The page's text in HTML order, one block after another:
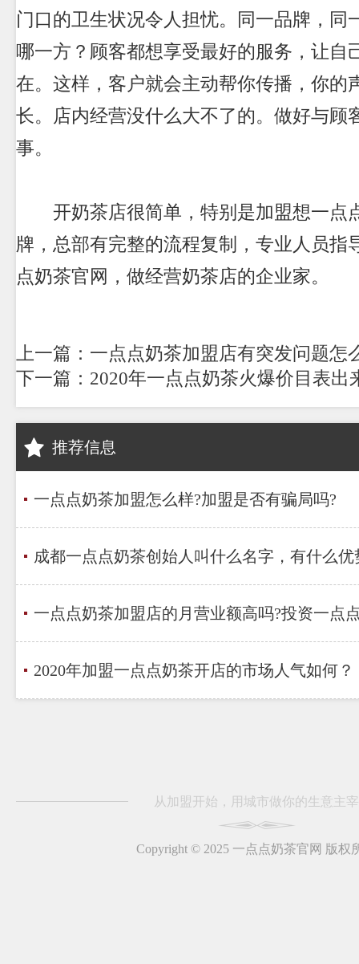
门口的卫生状况令人担忧。同一品牌，同
哪一方？顾客都想享受最好的服务，让自
在。这样，客户就会主动帮你传播，你的
长。店内经营没什么大不了的。做好与顾
事。
开奶茶店很简单，特别是加盟想一点
牌，总部有完整的流程复制，专业人员指
点奶茶官网，做经营奶茶店的企业家。
上一篇：一点点奶茶加盟店有突发问题怎
下一篇：2020年一点点奶茶火爆价目表出
推荐信息
一点点奶茶加盟怎么样?加盟是否有骗局吗?
成都一点点奶茶创始人叫什么名字，有什么优
一点点奶茶加盟店的月营业额高吗?投资一点
2020年加盟一点点奶茶开店的市场人气如何？
从加盟开始，用城市做你的生意主宰
Copyright © 2025 一点点奶茶官网 版权